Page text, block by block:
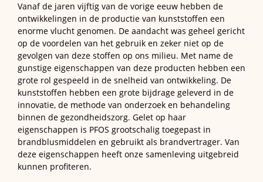
Vanaf de jaren vijftig van de vorige eeuw hebben de
ontwikkelingen in de productie van kunststoffen een
enorme vlucht genomen. De aandacht was geheel gericht
op de voordelen van het gebruik en zeker niet op de
gevolgen van deze stoffen op ons milieu. Met name de
gunstige eigenschappen van deze producten hebben een
grote rol gespeeld in de snelheid van ontwikkeling. De
kunststoffen hebben een grote bijdrage geleverd in de
innovatie, de methode van onderzoek en behandeling
binnen de gezondheidszorg. Gelet op haar
eigenschappen is PFOS grootschalig toegepast in
brandblusmiddelen en gebruikt als brandvertrager. Van
deze eigenschappen heeft onze samenleving uitgebreid
kunnen profiteren.